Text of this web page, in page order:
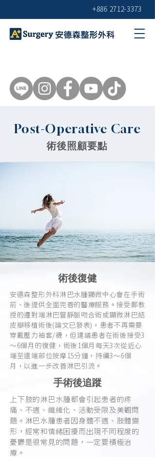
+886 2712-3373
Post-Operative Care
術後照顧要點
術後復健
安德森整形外科淋巴水腫顯微中心會在手術
前、後提供全面完善的醫療服務。接受鄭教
授的邊對端淋巴管靜脈吻合術或顯微淋巴結
皮瓣移植術後(論文已發表)，患者不再需要
穿戴壓力袖套/襪，但建議患者在術後接受3
～6個月的復健，術後1個月每天3次從近心
端至遠端部位按摩15分鐘，持續3～6個
月，以進一步改善淋巴引流。
手術後追蹤
上下肢的淋巴水腫都會引起患者的疼
痛、不適、纖維化、活動受限及美觀問
題。淋巴水腫患者因身體不適、肢體變
形，經常和情緒困擾而出現不同程度的
憂鬱是很常見的問題，一定要積極治
療。